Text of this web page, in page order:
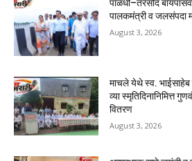
पाळधी–तरसोद
पालकमंत्री व जलसंपदा
August 3, 2026
माचले येथे स्व. भाईसाहेब
व्या स्मृतिदिनानिमित्त
वितरण
August 3, 2026